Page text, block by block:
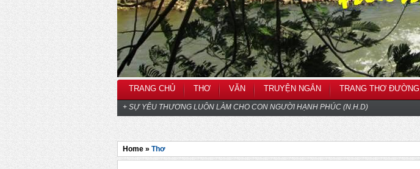
TRANG CHỦ THƠ VĂN TRUYỆN NGẮN TRANG THƠ ĐƯỜNG
+ SỰ YÊU THƯƠNG LUÔN LÀM CHO CON NGƯỜI HẠNH PHÚC (N.H.D)
Home » Thơ